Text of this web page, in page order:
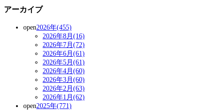
アーカイブ
open2026年(455)
2026年8月(16)
2026年7月(72)
2026年6月(61)
2026年5月(61)
2026年4月(60)
2026年3月(60)
2026年2月(63)
2026年1月(62)
open2025年(771)